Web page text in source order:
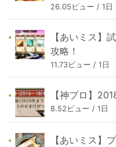
26.05ビュー / 1日
【あいミス】
攻略！
11.73ビュー / 1日
【神プロ】
8.52ビュー / 1日
【あいミス】